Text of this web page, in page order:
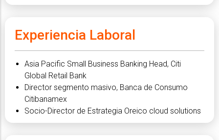
Experiencia Laboral
Asia Pacific Small Business Banking Head, Citi
Global Retail Bank
Director segmento masivo, Banca de Consumo
Citibanamex
Socio-Director de Estrategia Oreico cloud solutions